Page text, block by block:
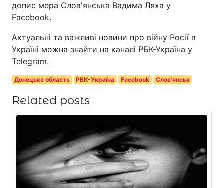
допис мера Слов'янська Вадима Ляха у
Facebook.
Актуальні та важливі новини про війну Росії в
Україні можна знайти на каналі РБК-Україна у
Telegram.
Донецька область РБК-Україна Facebook Слов'янськ
Related posts